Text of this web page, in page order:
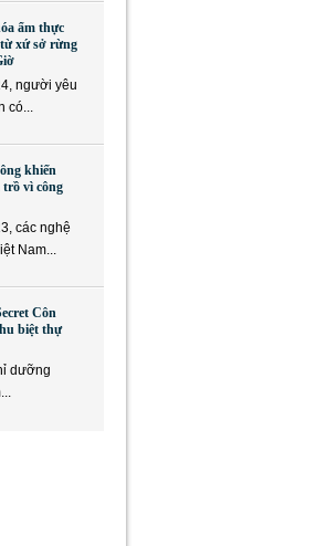
ẩm thực
xứ sở rừng
người yêu
có...
khiến
vì công
các nghệ
Nam...
Côn
biệt thự
dưỡng